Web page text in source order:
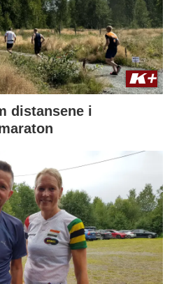
distansene i